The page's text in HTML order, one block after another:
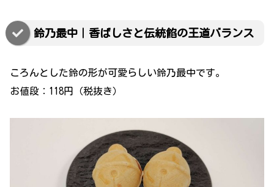
鈴乃最中｜香ばしさと伝統餡の王道バランス
ころんとした鈴の形が可愛らしい鈴乃最中です。
お値段：118円（税抜き）